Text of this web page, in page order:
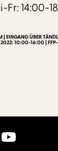
14:00-
EINGANG ÜBER
10:00-16:00 | FFP-